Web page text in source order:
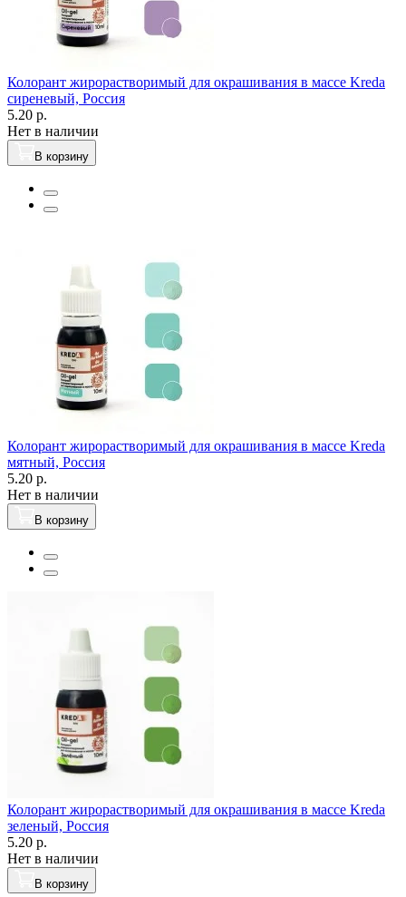
Колорант жирорастворимый для окрашивания в массе Kreda
сиреневый, Россия
5.20 р.
Нет в наличии
В корзину
Колорант жирорастворимый для окрашивания в массе Kreda
мятный, Россия
5.20 р.
Нет в наличии
В корзину
Колорант жирорастворимый для окрашивания в массе Kreda
зеленый, Россия
5.20 р.
Нет в наличии
В корзину